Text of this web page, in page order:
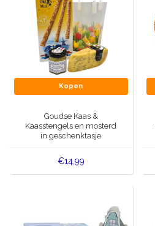
Kopen
Goudse Kaas &
Kaasstengels en mosterd
in geschenktasje
€14,99